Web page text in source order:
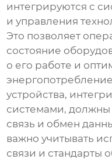
интегрируются с
и управления
Это позволяет
состояние
о его работе и
устройства,
системами,
связь и обмен
важно учитывать
связи и стандарты